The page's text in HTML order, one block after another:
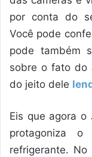
por conta do
Você pode
pode também
sobre o fato do
do jeito dele
Eis que agora
protagoniza
refrigerante.